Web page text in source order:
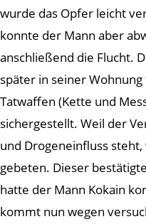
wurde das Opfer leicht
konnte der Mann aber
anschließend die Flucht.
später in seiner
Tatwaffen (Kette und
sichergestellt. Weil der
und Drogeneinfluss
gebeten. Dieser
hatte der Mann Kokain
kommt nun wegen